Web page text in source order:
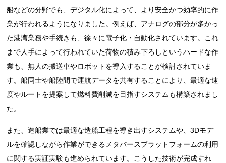
船などの分野でも、デジタル化によって、より安全かつ効率的に作
業が行われるようになりました。例えば、アナログの部分が多かっ
た港湾業務や手続きも、徐々に電子化・自動化されています。これ
まで人手によって行われていた荷物の積み下ろしというハードな作
業も、無人の搬送車やロボットを導入することが検討されていま
す。船同士や船陸間で運航データを共有することにより、最適な速
度やルートを提案して燃料費削減を目指すシステムも構築されまし
た。
また、造船業では最適な造船工程を導き出すシステムや、3Dモデ
ルを確認しながら作業ができるメタバースプラットフォームの利用
に関する実証実験も進められています。こうした技術が完成すれ